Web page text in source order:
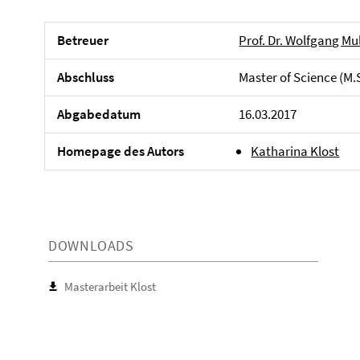
Betreuer Prof. Dr. Wolfgang
Abschluss Master of Science
Abgabedatum 16.03.2017
Homepage des Autors Katharina Klost
DOWNLOADS
Masterarbeit Klost